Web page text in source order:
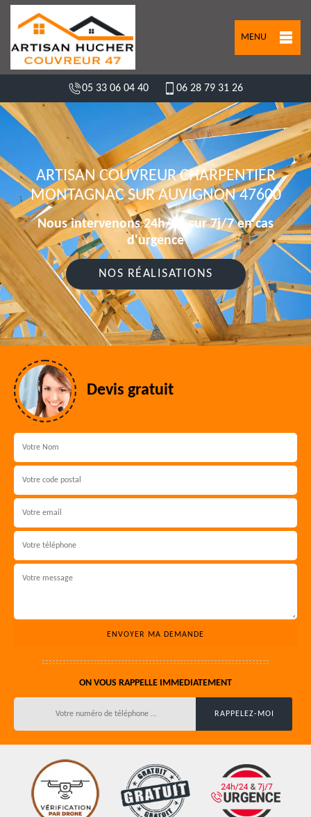
MENU
05 33 06 04 40 06 28 79 31 26
ARTISAN COUVREUR CHARPENTIER
MONTAGNAC SUR AUVIGNON 47600
Nous intervenons 24h/24 sur 7j/7 en cas
d'urgence
NOS RÉALISATIONS
Devis gratuit
ON VOUS RAPPELLE IMMEDIATEMENT